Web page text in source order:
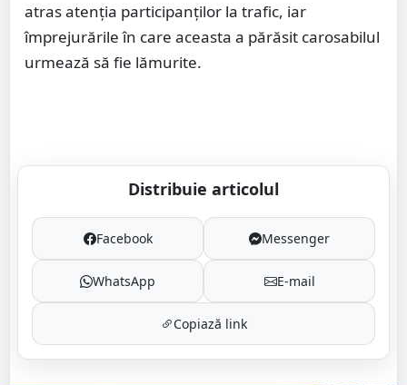
atras atenția participanților la trafic, iar
împrejurările în care aceasta a părăsit carosabilul
urmează să fie lămurite.
Distribuie articolul
Facebook Messenger
WhatsApp E-mail
Copiază link